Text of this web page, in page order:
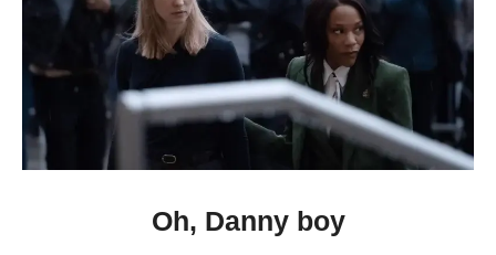
Oh, Danny boy